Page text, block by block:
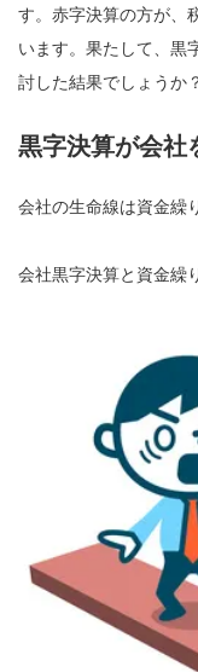
す。赤字決算の方が、
います。果たして、黒
討した結果でしょうか
黒字決算が会社
会社の生命線は資金繰
会社黒字決算と資金繰